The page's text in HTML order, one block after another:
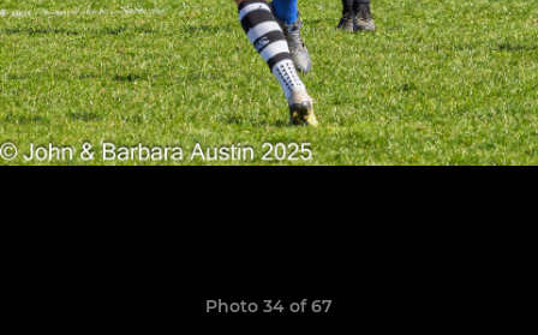
Photo 34 of 67